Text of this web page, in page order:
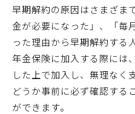
早期解約の原因はさまざま
金が必要になった」、「毎
った理由から早期解約する
年金保険に加入する際には
した上で加入し、無理なく
どうか事前に必ず確認する
ができます。